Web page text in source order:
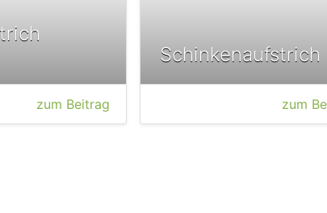
zum Beitrag
Schinkenaufstrich
zum